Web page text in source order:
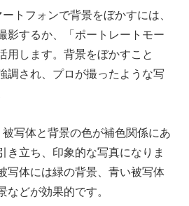
ートフォンで背景をぼかすには、
影するか、「ポートレートモー
用します。背景をぼかすこと
調され、プロが撮ったような写
被写体と背景の色が補色関係にあ
き立ち、印象的な写真になりま
写体には緑の背景、青い被写体
などが効果的です。